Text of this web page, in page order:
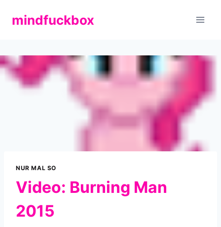
Inhaltmindfuckbox
NUR MAL SO
Video: Burning Man
2015